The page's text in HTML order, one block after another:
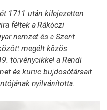
1711 után kifejezetten
féltek a Rákóczi
nemzet és a Szent
megélt közös
törvénycikkel a Rendi
és kuruc bujdosótársait
nyilvánította.